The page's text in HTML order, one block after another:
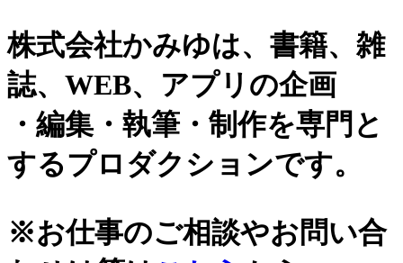
株式会社かみゆは、書籍、雑
誌、WEB、アプリの企画
・編集・執筆・制作を専門と
するプロダクションです。
※お仕事のご相談やお問い合
城